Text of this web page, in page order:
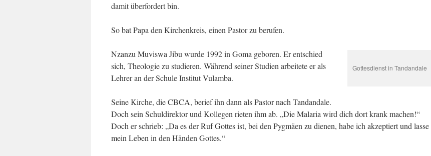
damit überfordert bin.
So bat Papa den Kirchenkreis, einen Pastor zu berufen.
Gottesdienst in Tandandale
Nzanzu Muviswa Jibu wurde 1992 in Goma geboren. Er entschied
sich, Theologie zu studieren. Während seiner Studien arbeitete er als
Lehrer an der Schule Institut Vulamba.
Seine Kirche, die CBCA, berief ihn dann als Pastor nach Tandandale.
Doch sein Schuldirektor und Kollegen rieten ihm ab. „Die Malaria wird dich dort krank machen!“
Doch er schrieb: „Da es der Ruf Gottes ist, bei den Pygmäen zu dienen, habe ich akzeptiert und lasse
mein Leben in den Händen Gottes.“